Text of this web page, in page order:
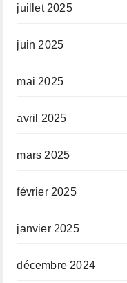
juillet 2025
juin 2025
mai 2025
avril 2025
mars 2025
février 2025
janvier 2025
décembre 2024